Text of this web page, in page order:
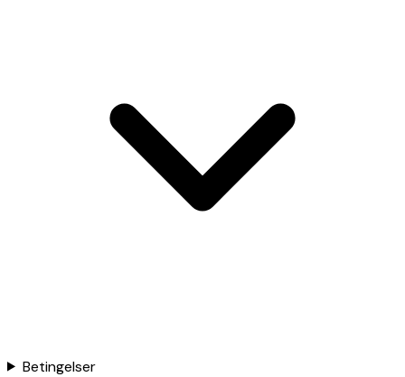
Betingelser